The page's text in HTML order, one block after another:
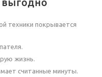
техники покрывается
жизнь.
считанные минуты.